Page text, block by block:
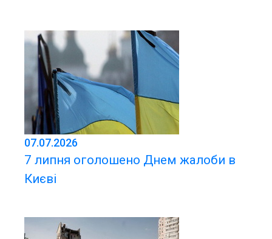
07.07.2026
7 липня оголошено Днем жалоби в
Києві